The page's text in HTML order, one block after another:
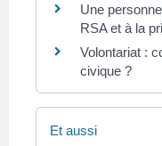
Une
RSA et à la
Volontariat :
civique ?
Et aussi